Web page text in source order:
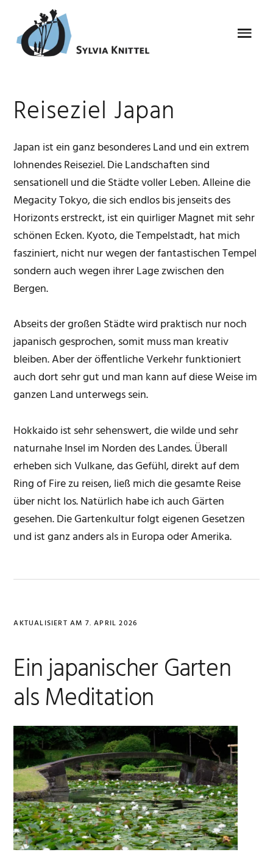
Hauptnavigation
springen
Inhalt
springen
Seitenspalte
springen
Fußzeile
springen
Menu
Reiseziel Japan
Japan ist ein ganz besonderes Land und ein extrem
lohnendes Reiseziel. Die Landschaften sind
sensationell und die Städte voller Leben. Alleine die
Megacity Tokyo, die sich endlos bis jenseits des
Horizonts erstreckt, ist ein quirliger Magnet mit sehr
schönen Ecken. Kyoto, die Tempelstadt, hat mich
fasziniert, nicht nur wegen der fantastischen Tempel
sondern auch wegen ihrer Lage zwischen den
Bergen.
Abseits der großen Städte wird praktisch nur noch
japanisch gesprochen, somit muss man kreativ
bleiben. Aber der öffentliche Verkehr funktioniert
auch dort sehr gut und man kann auf diese Weise im
ganzen Land unterwegs sein.
Hokkaido ist sehr sehenswert, die wilde und sehr
naturnahe Insel im Norden des Landes. Überall
erheben sich Vulkane, das Gefühl, direkt auf dem
Ring of Fire zu reisen, ließ mich die gesamte Reise
über nicht los. Natürlich habe ich auch Gärten
gesehen. Die Gartenkultur folgt eigenen Gesetzen
und ist ganz anders als in Europa oder Amerika.
AKTUALISIERT AM 7. APRIL 2026
Ein japanischer Garten
als Meditation